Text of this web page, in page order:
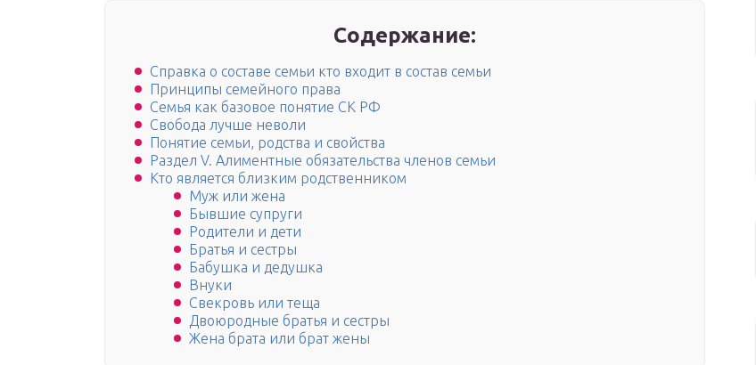
Содержание:
Справка о составе семьи кто входит в состав семьи
Принципы семейного права
Семья как базовое понятие СК РФ
Свобода лучше неволи
Понятие семьи, родства и свойства
Раздел V. Алиментные обязательства членов семьи
Кто является близким родственником
Муж или жена
Бывшие супруги
Родители и дети
Братья и сестры
Бабушка и дедушка
Внуки
Свекровь или теща
Двоюродные братья и сестры
Жена брата или брат жены